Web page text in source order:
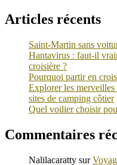
Articles récents
Saint-Martin sans
Hantavirus : faut-il
croisière ?
Pourquoi partir en
Explorer les
sites de camping côtier
Quel voilier choisir
Commentaires
Nalilacaratty sur